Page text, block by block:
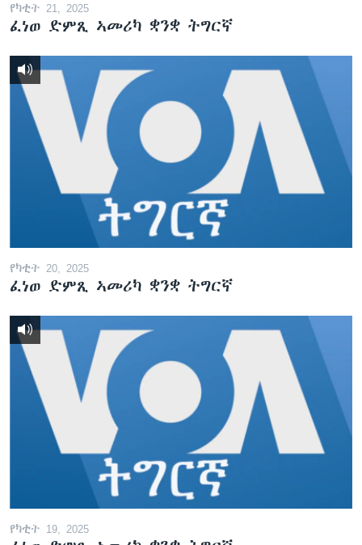
የካቲት 21, 2025
ፈነወ ድምጺ ኣመሪካ ቋንቋ ትግርኛ
የካቲት 20, 2025
ፈነወ ድምጺ ኣመሪካ ቋንቋ ትግርኛ
የካቲት 19, 2025